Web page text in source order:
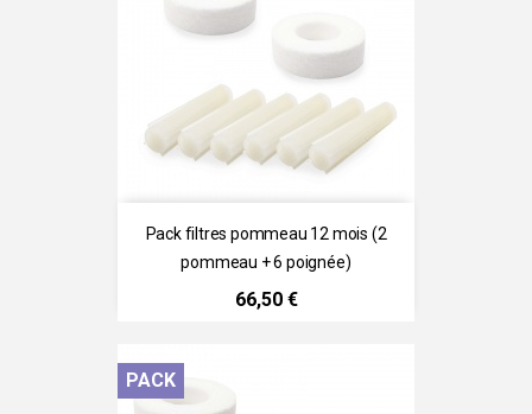
Pack filtres pommeau 12 mois (2
pommeau + 6 poignée)
Prix
66,50 €
PACK